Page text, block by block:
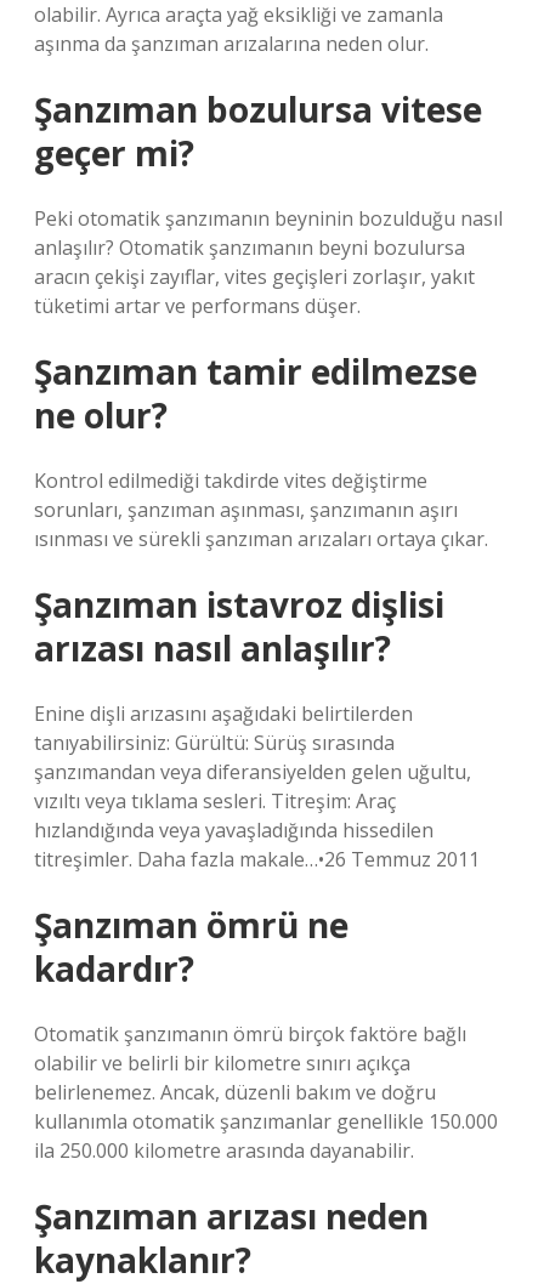
olabilir. Ayrıca araçta yağ eksikliği ve zamanla
aşınma da şanzıman arızalarına neden olur.
Şanzıman bozulursa vitese
geçer mi?
Peki otomatik şanzımanın beyninin bozulduğu nasıl
anlaşılır? Otomatik şanzımanın beyni bozulursa
aracın çekişi zayıflar, vites geçişleri zorlaşır, yakıt
tüketimi artar ve performans düşer.
Şanzıman tamir edilmezse
ne olur?
Kontrol edilmediği takdirde vites değiştirme
sorunları, şanzıman aşınması, şanzımanın aşırı
ısınması ve sürekli şanzıman arızaları ortaya çıkar.
Şanzıman istavroz dişlisi
arızası nasıl anlaşılır?
Enine dişli arızasını aşağıdaki belirtilerden
tanıyabilirsiniz: Gürültü: Sürüş sırasında
şanzımandan veya diferansiyelden gelen uğultu,
vızıltı veya tıklama sesleri. Titreşim: Araç
hızlandığında veya yavaşladığında hissedilen
titreşimler. Daha fazla makale…•26 Temmuz 2011
Şanzıman ömrü ne
kadardır?
Otomatik şanzımanın ömrü birçok faktöre bağlı
olabilir ve belirli bir kilometre sınırı açıkça
belirlenemez. Ancak, düzenli bakım ve doğru
kullanımla otomatik şanzımanlar genellikle 150.000
ila 250.000 kilometre arasında dayanabilir.
Şanzıman arızası neden
kaynaklanır?